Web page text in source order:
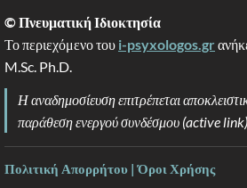
© Πνευματική Ιδιοκτησία
Το περιεχόμενο του i-psyxologos.gr
M.Sc. Ph.D.
Η αναδημοσίευση επιτρέπεται
παράθεση ενεργού συνδέσμου (active
Πολιτική Απορρήτου | Όροι Χρήσης